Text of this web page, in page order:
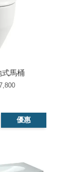
式馬桶
優惠